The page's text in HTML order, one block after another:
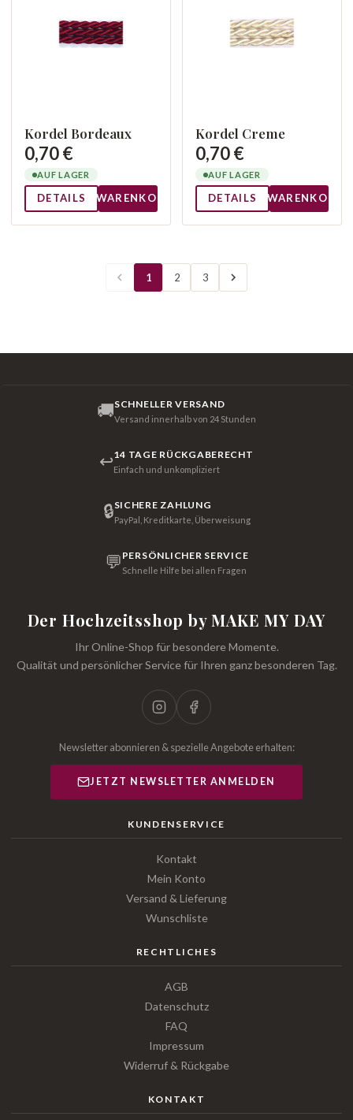
Kordel Bordeaux
0,70 €
AUF LAGER
DETAILS WARENKORB
Kordel Creme
0,70 €
AUF LAGER
DETAILS WARENKORB
1 2 3
🚚SCHNELLER VERSAND
Versand innerhalb von 24 Stunden
↩14 TAGE RÜCKGABERECHT
Einfach und unkompliziert
🔒SICHERE ZAHLUNG
PayPal, Kreditkarte, Überweisung
💬 PERSÖNLICHER SERVICE
Schnelle Hilfe bei allen Fragen
Der Hochzeitsshop by MAKE MY DAY
Ihr Online-Shop für besondere Momente.
Qualität und persönlicher Service für Ihren ganz besonderen Tag.
Newsletter abonnieren & spezielle Angebote erhalten:
JETZT NEWSLETTER ANMELDEN
KUNDENSERVICE
Kontakt
Mein Konto
Versand & Lieferung
Wunschliste
RECHTLICHES
AGB
Datenschutz
FAQ
Impressum
Widerruf & Rückgabe
KONTAKT